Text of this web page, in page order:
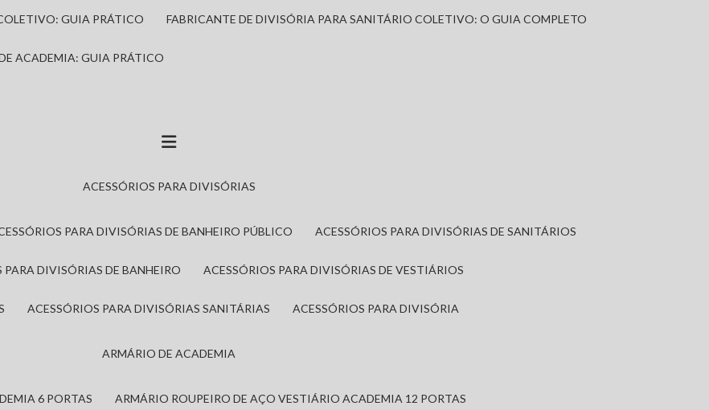
GUIA PRÁTICO FABRICANTE DE DIVISÓRIA PARA SANITÁRIO COLETIVO: O GUIA COMPLETO
ACADEMIA: GUIA PRÁTICO
ACESSÓRIOS PARA DIVISÓRIAS
PARA DIVISÓRIAS DE BANHEIRO PÚBLICO ACESSÓRIOS PARA DIVISÓRIAS DE SANITÁRIOS
PARA DIVISÓRIAS DE BANHEIRO ACESSÓRIOS PARA DIVISÓRIAS DE VESTIÁRIOS
ACESSÓRIOS PARA DIVISÓRIAS SANITÁRIAS ACESSÓRIOS PARA DIVISÓRIA
ARMÁRIO DE ACADEMIA
6 PORTAS ARMÁRIO ROUPEIRO DE AÇO VESTIÁRIO ACADEMIA 12 PORTAS